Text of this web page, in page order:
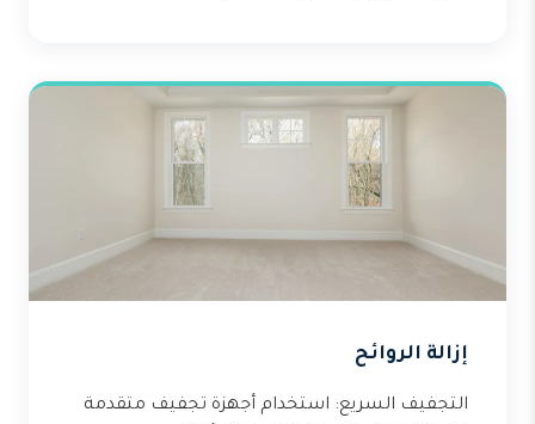
إزالة الروائح
التجفيف السريع: استخدام أجهزة تجفيف متقدمة